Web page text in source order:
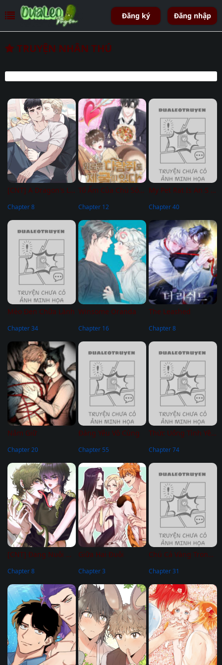
Đăng ký Đăng nhập
TRUYỆN NHÂN THÚ
[CNT] A Dragon's Love
Chapter 8
Tổ Ấm Của Chú Sóc Cô Đơn
Chapter 12
My Pet Rat Is An S Class Awakener
Chapter 40
Mèo Đen Chữa Lành
Chapter 34
Winsome Oranda
Chapter 16
The Leashed
Chapter 8
Nắm Giữ
Chapter 20
Đáng Yêu Vô Cùng
Chapter 55
Thức Uống Tình Yêu Của Flynn
Chapter 74
[CNT] Đang Nuôi Dưỡng Bé Dưa Lưới
Chapter 8
Giữa Hai Đuôi
Chapter 3
Chú Cá Vàng Trong Dinh Thự Orca
Chapter 31